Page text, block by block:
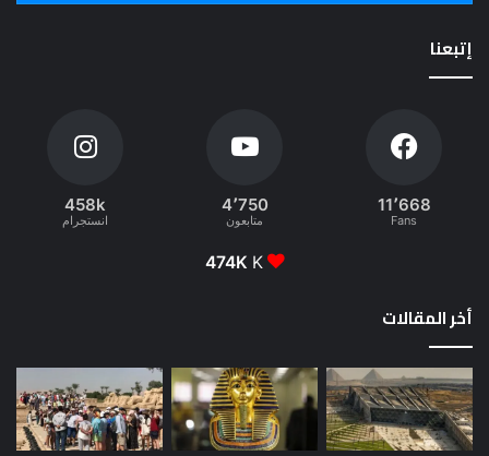
إتبعنا
11٬668
Fans
4٬750
متابعون
458k
انستجرام
474K K
أخر المقالات